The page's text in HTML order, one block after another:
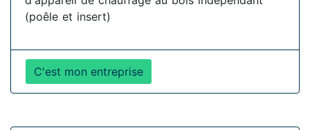
(poêle et insert)
C'est mon entreprise